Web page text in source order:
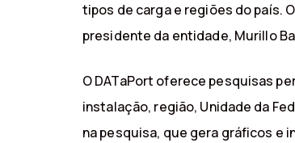
tipos de carga e regiões do país.
presidente da entidade, Murillo
O DATaPort oferece pesquisas
instalação, região, Unidade da
na pesquisa, que gera gráficos e